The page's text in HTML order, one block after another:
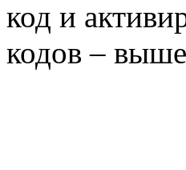
код и
кодов –